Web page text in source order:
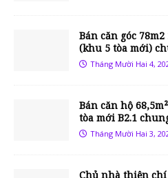
Bán căn góc
(khu 5 tòa mới)
Tháng Mười Hai 4,
Bán căn hộ
tòa mới B2.1
Tháng Mười Hai 3,
Chủ nhà thiện chí